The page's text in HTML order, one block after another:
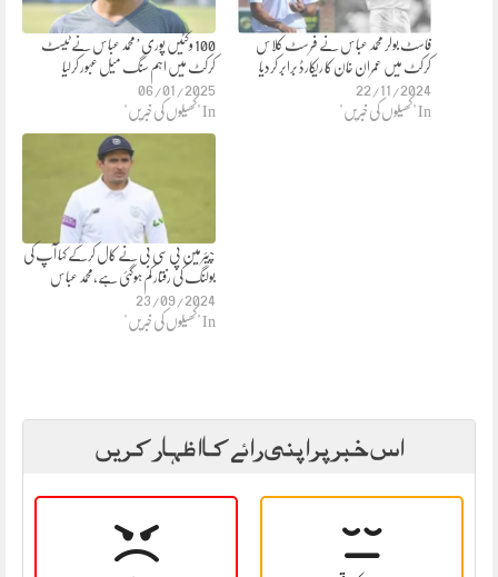
100 وکٹیں پوری’محمد عباس نے ٹیسٹ
کرکٹ میں اہم سنگ میل عبور کرلیا
06/01/2025
In "کھیلوں کی خبریں"
فاسٹ بولر محمد عباس نے فرسٹ کلاس
کرکٹ میں عمران خان کا ریکارڈ برابر کردیا
22/11/2024
In "کھیلوں کی خبریں"
چیئرمین پی سی بی نے کال کرکے کہا آپ کی
بولنگ کی رفتار کم ہوگئی ہے،محمد عباس
23/09/2024
In "کھیلوں کی خبریں"
اس خبر پر اپنی رائے کا اظہار کریں